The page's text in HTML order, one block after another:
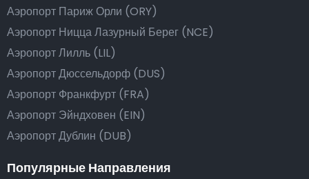
Аэропорт Париж Орли (ORY)
Аэропорт Ницца Лазурный Берег (NCE)
Аэропорт Лилль (LIL)
Аэропорт Дюссельдорф (DUS)
Аэропорт Франкфурт (FRA)
Аэропорт Эйндховен (EIN)
Аэропорт Дублин (DUB)
Популярные Направления